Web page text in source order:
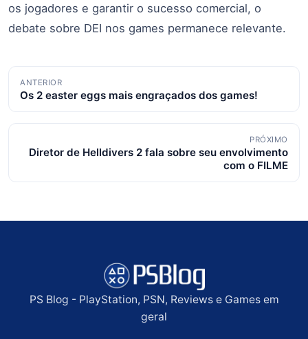
os jogadores e garantir o sucesso comercial, o
debate sobre DEI nos games permanece relevante.
Navegação
de
posts
ANTERIOR
Os 2 easter eggs mais engraçados dos games!
PRÓXIMO
Diretor de Helldivers 2 fala sobre seu envolvimento
com o FILME
PS Blog - PlayStation, PSN, Reviews e Games em
geral